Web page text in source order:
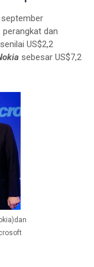
dan
US$2,2
sebesar US$7,2